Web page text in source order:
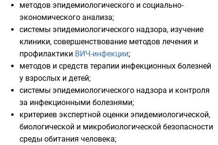
методов эпидемиологического и социально-
экономического анализа;
системы эпидемиологического надзора, изучение
клиники, совершенствование методов лечения и
профилактики ВИЧ-инфекции;
методов и средств терапии инфекционных болезней
у взрослых и детей;
системы эпидемиологического надзора и контроля
за инфекционными болезнями;
критериев экспертной оценки эпидемиологической,
биологической и микробиологической безопасности
среды обитания человека;